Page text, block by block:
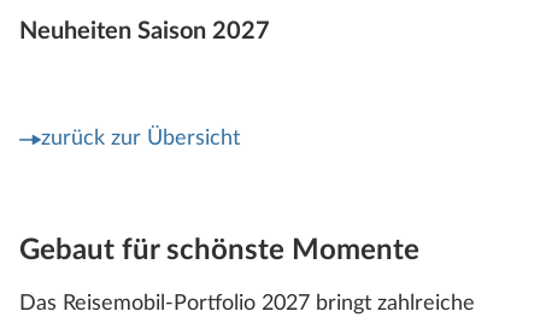
Neuheiten Saison 2027
zurück zur Übersicht
Gebaut für schönste Momente
Das Reisemobil-Portfolio 2027 bringt zahlreiche